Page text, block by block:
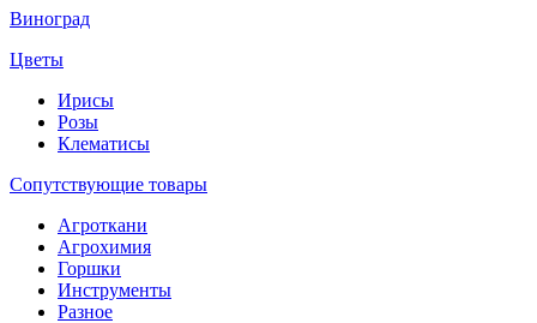
Виноград
Цветы
Ирисы
Розы
Клематисы
Сопутствующие товары
Агроткани
Агрохимия
Горшки
Инструменты
Разное